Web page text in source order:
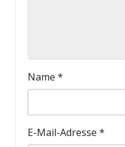
Name *
E-Mail-Adresse *